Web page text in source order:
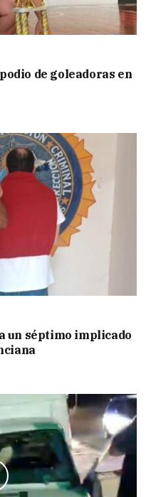
de goleadoras en
un séptimo implicado